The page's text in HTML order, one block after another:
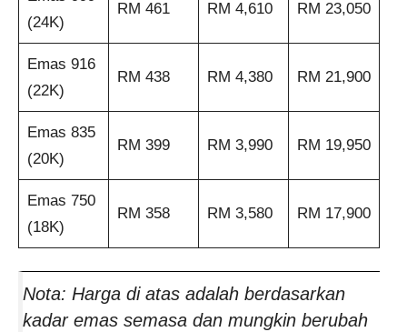
(24K)
RM 461 RM 4,610 RM 23,050
Emas 916
(22K)
RM 438 RM 4,380 RM 21,900
Emas 835
(20K)
RM 399 RM 3,990 RM 19,950
Emas 750
(18K)
RM 358 RM 3,580 RM 17,900
Nota: Harga di atas adalah berdasarkan
kadar emas semasa dan mungkin berubah